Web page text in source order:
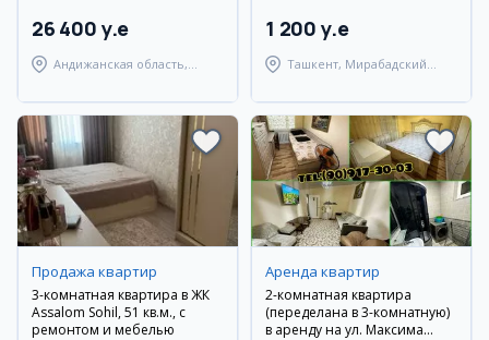
26 400 y.e
Андижанская область,
1 200 y.e
Ташкент, Мирабадский
Продажа квартир
3-комнатная квартира в ЖК
Assalom Sohil, 51 кв.м., с
ремонтом и мебелью
Аренда квартир
2-комнатная квартира
(переделана в 3-комнатную)
в аренду на ул. Максима